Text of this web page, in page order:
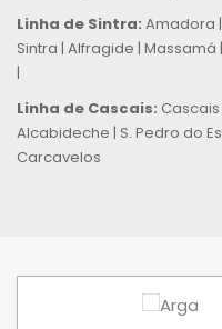
Linha de Sintra: Amadora
Sintra | Alfragide | Massamá
|
Linha de Cascais: Cascais
Alcabideche | S. Pedro do
Carcavelos